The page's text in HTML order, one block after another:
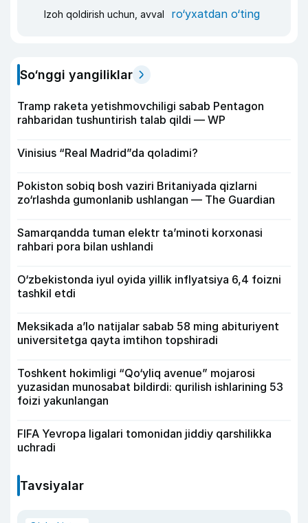
Izoh qoldirish uchun, avval ro‘yxatdan o‘ting
So‘nggi yangiliklar
Tramp raketa yetishmovchiligi sabab Pentagon
rahbaridan tushuntirish talab qildi — WP
Vinisius “Real Madrid”da qoladimi?
Pokiston sobiq bosh vaziri Britaniyada qizlarni
zo‘rlashda gumonlanib ushlangan — The Guardian
Samarqandda tuman elektr ta’minoti korxonasi
rahbari pora bilan ushlandi
O‘zbekistonda iyul oyida yillik inflyatsiya 6,4 foizni
tashkil etdi
Meksikada a’lo natijalar sabab 58 ming abituriyent
universitetga qayta imtihon topshiradi
Toshkent hokimligi “Qo‘yliq avenue” mojarosi
yuzasidan munosabat bildirdi: qurilish ishlarining 53
foizi yakunlangan
FIFA Yevropa ligalari tomonidan jiddiy qarshilikka
uchradi
Tavsiyalar